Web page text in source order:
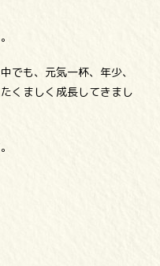
でも、元気一杯、年少、
くましく成長してきまし